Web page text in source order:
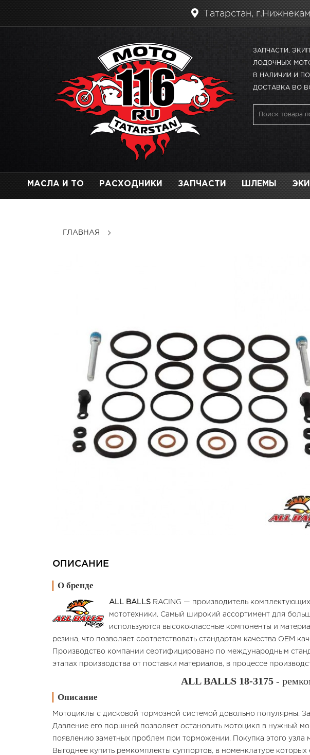
Татарстан,
ЗАПЧАСТИ,
ЛОДОЧНЫХ
В НАЛИЧИИ И
ДОСТАВКА ВО
МАСЛА И ТО РАСХОДНИКИ ЗАПЧАСТИ ШЛЕМЫ
ГЛАВНАЯ
ОПИСАНИЕ
О бренде
ALL BALLS RACING — производитель
мототехники. Самый широкий ассортимент для
используются высококлассные компоненты и
резина, что позволяет соответствовать стандартам качества OEM
Производство компании сертифицировано по международным
этапах производства от поставки материалов, в процессе
ALL BALLS 18-3175 -
Описание
Мотоциклы с дисковой тормозной системой довольно популярны.
Давление его поршней позволяет остановить мотоцикл в нужный
появлению заметных проблем при торможении. Покупка этого
Выгоднее купить ремкомплекты суппортов, в номенклатуре